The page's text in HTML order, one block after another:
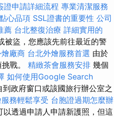
證申請詳細流程 專業清潔服務
心品項 SSL證書的重要性 公司
薦 台北整復治療 詳細實用的
被盜，您應該先前往最近的警
廠商 台北外燴服務首選 由於
戰。 精緻茶會服務安排 幾個
如何使用Google Search
到政府窗口或該國旅行辦公室之
務輕鬆享受 台胞證過期怎麼辦
透過申請人申請新護照，但這